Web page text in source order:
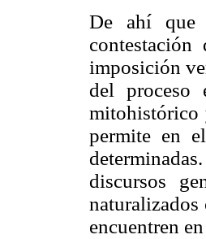
De ahí que
imposición
del proceso
mitohistórico
permite en
discursos
encuentren